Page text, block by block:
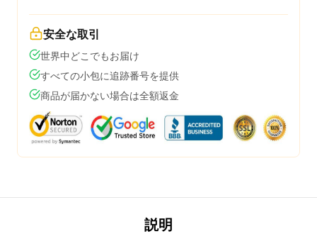
安全な取引
世界中どこでもお届け
すべての小包に追跡番号を提供
商品が届かない場合は全額返金
説明